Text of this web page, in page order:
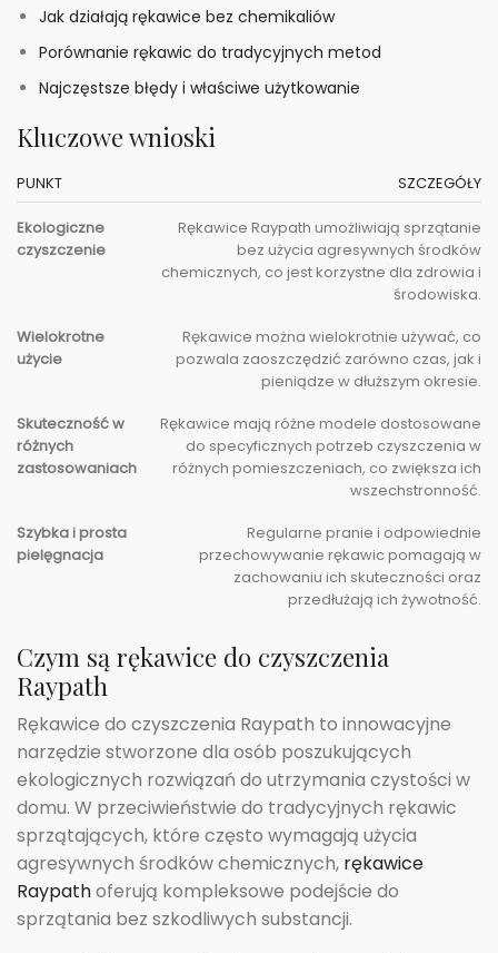
Jak działają rękawice bez chemikaliów
Porównanie rękawic do tradycyjnych metod
Najczęstsze błędy i właściwe użytkowanie
Kluczowe wnioski
PUNKT SZCZEGÓŁY
Ekologiczne
czyszczenie
Rękawice Raypath umożliwiają sprzątanie
bez użycia agresywnych środków
chemicznych, co jest korzystne dla zdrowia i
środowiska.
Wielokrotne
użycie
Rękawice można wielokrotnie używać, co
pozwala zaoszczędzić zarówno czas, jak i
pieniądze w dłuższym okresie.
Skuteczność w
różnych
zastosowaniach
Rękawice mają różne modele dostosowane
do specyficznych potrzeb czyszczenia w
różnych pomieszczeniach, co zwiększa ich
wszechstronność.
Szybka i prosta
pielęgnacja
Regularne pranie i odpowiednie
przechowywanie rękawic pomagają w
zachowaniu ich skuteczności oraz
przedłużają ich żywotność.
Czym są rękawice do czyszczenia
Raypath
Rękawice do czyszczenia Raypath to innowacyjne
narzędzie stworzone dla osób poszukujących
ekologicznych rozwiązań do utrzymania czystości w
domu. W przeciwieństwie do tradycyjnych rękawic
sprzątających, które często wymagają użycia
agresywnych środków chemicznych, rękawice
Raypathoferują kompleksowe podejście do
sprzątania bez szkodliwych substancji.